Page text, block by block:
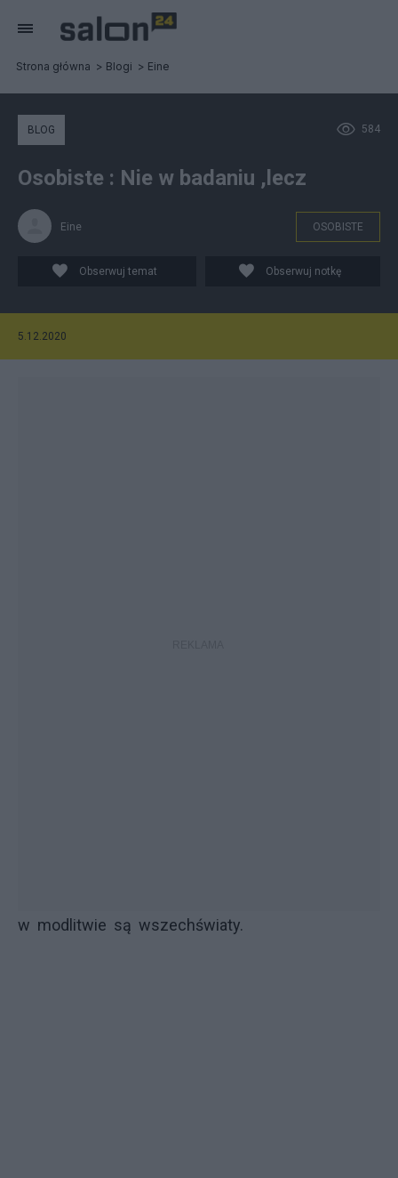
Strona główna Blogi Eine
584
BLOG
Osobiste : Nie w badaniu ,lecz
Eine OSOBISTE
Obserwuj temat Obserwuj notkę
5.12.2020
w modlitwie są wszechświaty.